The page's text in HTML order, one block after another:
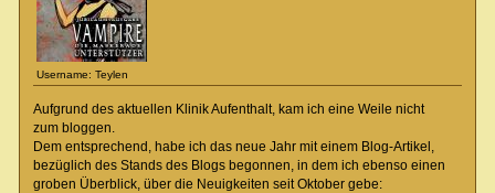
Username: Teylen
Aufgrund des aktuellen Klinik Aufenthalt, kam ich eine Weile nicht
zum bloggen.
Dem entsprechend, habe ich das neue Jahr mit einem Blog-Artikel,
bezüglich des Stands des Blogs begonnen, in dem ich ebenso einen
groben Überblick, über die Neuigkeiten seit Oktober gebe: